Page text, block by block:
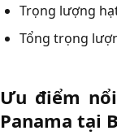
Trọng lượng
Tổng trọng
Ưu điểm
Panama tại